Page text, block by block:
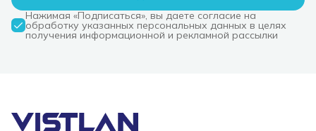
Нажимая «Подписаться», вы даете согласие на
обработку указанных персональных данных в целях
получения информационной и рекламной рассылки